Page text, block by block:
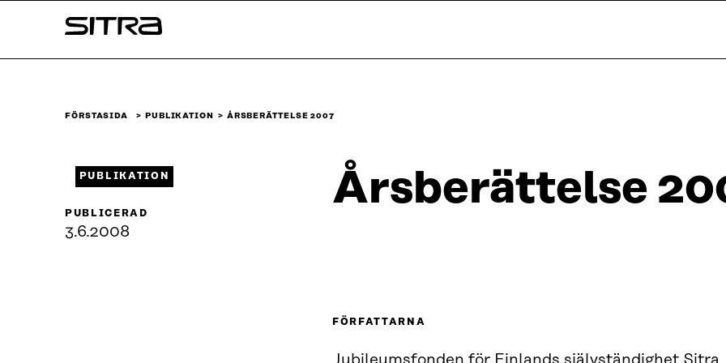
↓
Sitra
FÖRSTASIDA PUBLIKATION ÅRSBERÄTTELSE 2007
Årsberättelse
PUBLIKATION
PUBLICERAD
3.6.2008
FÖRFATTARNA